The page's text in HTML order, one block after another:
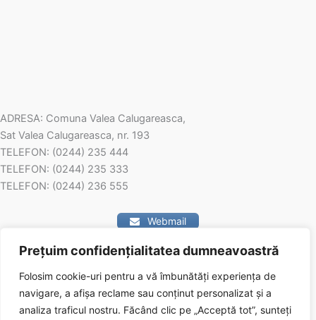
Prețuim confidențialitatea dumneavoastră
Folosim cookie-uri pentru a vă îmbunătăți experiența de
navigare, a afișa reclame sau conținut personalizat și a
analiza traficul nostru. Făcând clic pe „Acceptă tot”, sunteți
ADRESA: Comuna Valea Calugareasca,
Sat Valea Calugareasca, nr. 193
TELEFON: (0244) 235 444
TELEFON: (0244) 235 333
TELEFON: (0244) 236 555
Webmail
Contact